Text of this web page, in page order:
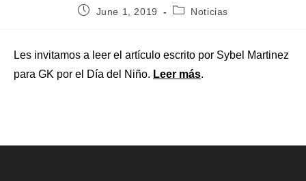
June 1, 2019 Noticias
Les invitamos a leer el artículo escrito por Sybel Martinez
para GK por el Día del Niño. Leer más.